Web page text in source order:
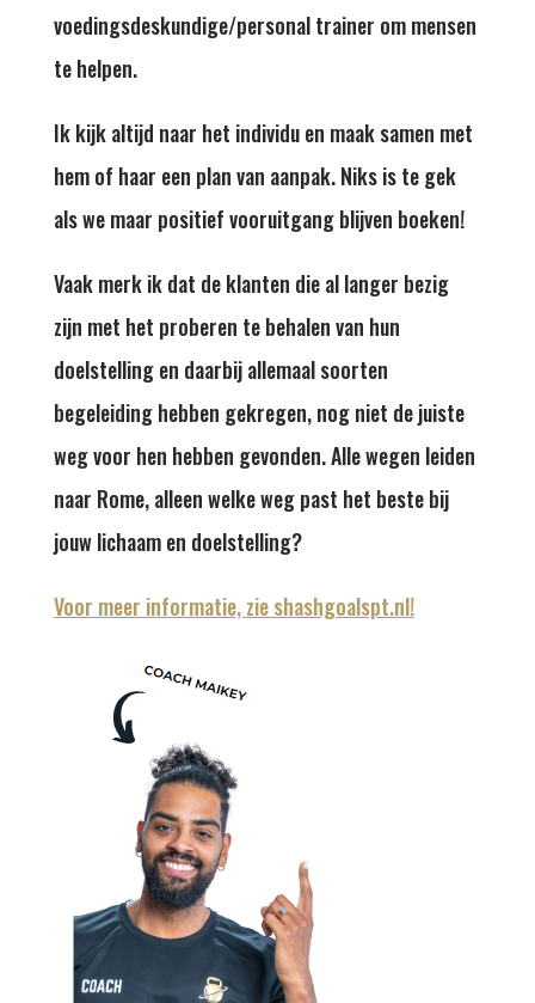
voedingsdeskundige/personal trainer om mensen
te helpen.
Ik kijk altijd naar het individu en maak samen met
hem of haar een plan van aanpak. Niks is te gek
als we maar positief vooruitgang blijven boeken!
Vaak merk ik dat de klanten die al langer bezig
zijn met het proberen te behalen van hun
doelstelling en daarbij allemaal soorten
begeleiding hebben gekregen, nog niet de juiste
weg voor hen hebben gevonden. Alle wegen leiden
naar Rome, alleen welke weg past het beste bij
jouw lichaam en doelstelling?
Voor meer informatie, zie shashgoalspt.nl!